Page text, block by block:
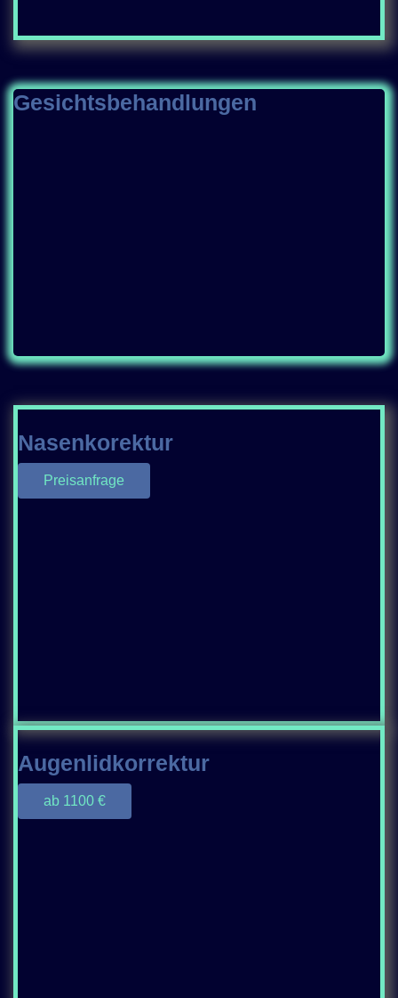
Gesichtsbehandlungen
Nasenkorektur
Preisanfrage
Augenlidkorrektur
ab 1100 €